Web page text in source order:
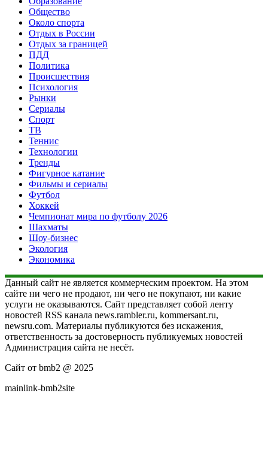
Общество
Около спорта
Отдых в России
Отдых за границей
ПДД
Политика
Происшествия
Психология
Рынки
Сериалы
Спорт
ТВ
Теннис
Технологии
Тренды
Фигурное катание
Фильмы и сериалы
Футбол
Хоккей
Чемпионат мира по футболу 2026
Шахматы
Шоу-бизнес
Экология
Экономика
Данный сайт не является коммерческим проектом. На этом
сайте ни чего не продают, ни чего не покупают, ни какие
услуги не оказываются. Сайт представляет собой ленту
новостей RSS канала news.rambler.ru, kommersant.ru,
newsru.com. Материалы публикуются без искажения,
ответственность за достоверность публикуемых новостей
Администрация сайта не несёт.
Сайт от bmb2 @ 2025
mainlink-bmb2site